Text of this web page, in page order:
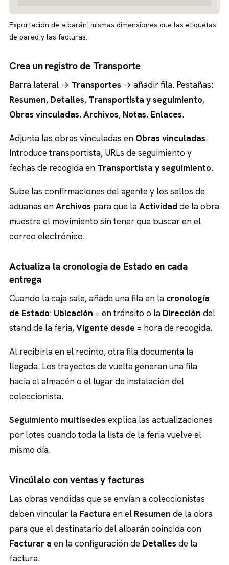
Exportación de albarán: mismas dimensiones que las etiquetas
de pared y las facturas.
Crea un registro de Transporte
Barra lateral → Transportes → añadir fila. Pestañas:
Resumen, Detalles, Transportista y seguimiento,
Obras vinculadas,Archivos, Notas, Enlaces.
Adjunta las obras vinculadas en Obras vinculadas.
Introduce transportista, URLs de seguimiento y
fechas de recogida en Transportista y seguimiento.
Sube las confirmaciones del agente y los sellos de
aduanas enArchivos para que laActividadde la obra
muestre el movimiento sin tener que buscar en el
correo electrónico.
Actualiza la cronología de Estado en cada
entrega
Cuando la caja sale, añade una fila en la cronología
de Estado: Ubicación = en tránsito o la Dirección del
stand de la feria,Vigente desde = hora de recogida.
Al recibirla en el recinto, otra fila documenta la
llegada. Los trayectos de vuelta generan una fila
hacia el almacén o el lugar de instalación del
coleccionista.
Seguimiento multisedes explica las actualizaciones
por lotes cuando toda la lista de la feria vuelve el
mismo día.
Vincúlalo con ventas y facturas
Las obras vendidas que se envían a coleccionistas
deben vincular la Factura en el Resumen de la obra
para que el destinatario del albarán coincida con
Facturar a en la configuración de Detalles de la
factura.